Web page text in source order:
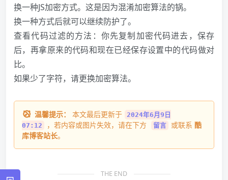
换一种JS加密方式。这是因为混淆加密算法的锅。
换一种方式后就可以继续防护了。
查看代码过滤的方法：你先复制加密代码进去，保存
后，再拿原来的代码和现在已经保存设置中的代码做对
比。
如果少了字符，请更换加密算法。
温馨提示： 本文最后更新于 2024年6月9日
07:12
，若内容或图片失效，请在下方 留言 或联系 酷
库博客站长。
THE END